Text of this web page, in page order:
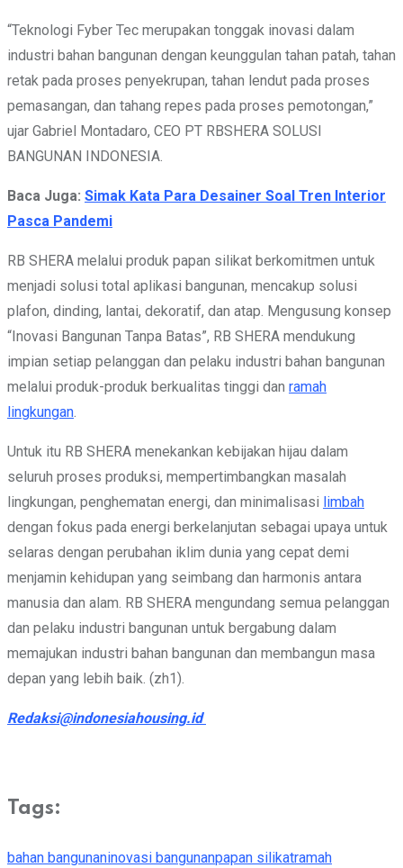
“Teknologi Fyber Tec merupakan tonggak inovasi dalam
industri bahan bangunan dengan keunggulan tahan patah, tahan
retak pada proses penyekrupan, tahan lendut pada proses
pemasangan, dan tahang repes pada proses pemotongan,”
ujar Gabriel Montadaro, CEO PT RBSHERA SOLUSI
BANGUNAN INDONESIA.
Baca Juga: Simak Kata Para Desainer Soal Tren Interior
Pasca Pandemi
RB SHERA melalui produk papan silikat berkomitmen untuk
menjadi solusi total aplikasi bangunan, mencakup solusi
plafon, dinding, lantai, dekoratif, dan atap. Mengusung konsep
“Inovasi Bangunan Tanpa Batas”, RB SHERA mendukung
impian setiap pelanggan dan pelaku industri bahan bangunan
melalui produk-produk berkualitas tinggi dan ramah
lingkungan
Untuk itu RB SHERA menekankan kebijakan hijau dalam
seluruh proses produksi, mempertimbangkan masalah
lingkungan, penghematan energi, dan minimalisasi limbah
dengan fokus pada energi berkelanjutan sebagai upaya untuk
selaras dengan perubahan iklim dunia yang cepat demi
menjamin kehidupan yang seimbang dan harmonis antara
manusia dan alam. RB SHERA mengundang semua pelanggan
dan pelaku industri bangunan untuk bergabung dalam
memajukan industri bahan bangunan dan membangun masa
depan yang lebih baik. (zh1).
Redaksi@indonesiahousing.id
Tags:
bahan bangunaninovasi bangunanpapan silikatramah